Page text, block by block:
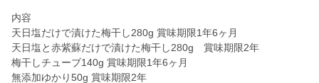
内容
天日塩だけで漬けた梅干し280g 賞味期限1年6ヶ月
天日塩と赤紫蘇だけで漬けた梅干し280g 賞味期限2年
梅干しチューブ140g 賞味期限1年6ヶ月
無添加ゆかり50g 賞味期限2年